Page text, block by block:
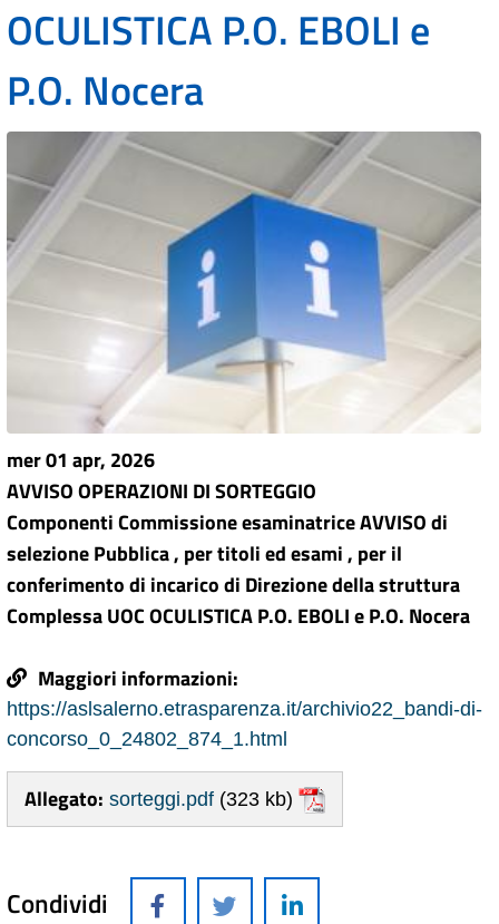
OCULISTICA P.O. EBOLI e
P.O. Nocera
mer 01 apr, 2026
AVVISO OPERAZIONI DI SORTEGGIO
Componenti Commissione esaminatrice AVVISO di
selezione Pubblica , per titoli ed esami , per il
conferimento di incarico di Direzione della struttura
Complessa UOC OCULISTICA P.O. EBOLI e P.O. Nocera
Maggiori informazioni:
https://aslsalerno.etrasparenza.it/archivio22_bandi-di-
concorso_0_24802_874_1.html
Allegato: sorteggi.pdf (323 kb)
Condividi